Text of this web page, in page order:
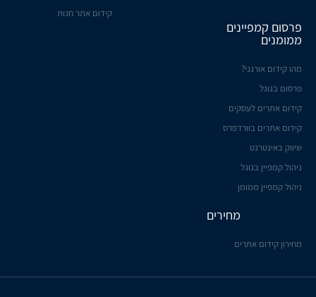
קידום אתר חנות
פרסום קמפיינים
ממומנים
מהו קידום אורגני?
פרסום בגוגל
קידום אתרים לעסקים
קידום אתרים בוורדפרס
שיווק באינטרנט
ניהול קמפיין בגוגל
ניהול קמפיין ממומן
מחירים
מחירון קידום אתרים